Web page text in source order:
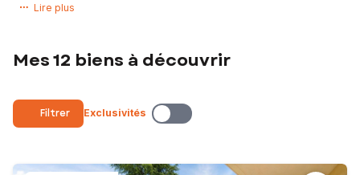
Kevin Alie — Expert immobilier SAFTI (11 ans d'expériences) |
Que vous souhaitiez vendre, acheter ou estimer un bien, je vous
efficacité et transparence.
Travailleur rigoureux, je m'appui sur ma connaissance du terrain pour
Lire plus
Mes 12 biens à découvrir
Filtrer Exclusivités